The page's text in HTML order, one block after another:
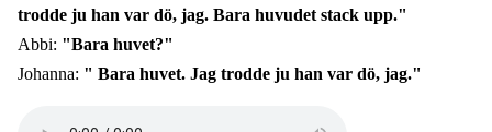
trodde ju han var dö, jag. Bara huvudet stack upp."
Abbi: "Bara huvet?"
Johanna: " Bara huvet. Jag trodde ju han var dö, jag."